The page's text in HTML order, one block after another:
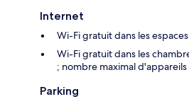
Internet
Wi-Fi gratuit dans les
Wi-Fi gratuit dans les
; nombre maximal d'appareils
Parking